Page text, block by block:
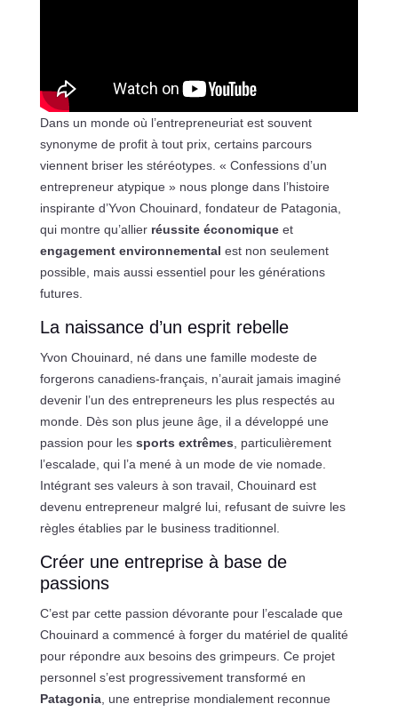
Dans un monde où l’entrepreneuriat est souvent
synonyme de profit à tout prix, certains parcours
viennent briser les stéréotypes. « Confessions d’un
entrepreneur atypique » nous plonge dans l’histoire
inspirante d’Yvon Chouinard, fondateur de Patagonia,
qui montre qu’allier réussite économiqueet
engagement environnemental est non seulement
possible, mais aussi essentiel pour les générations
futures.
La naissance d’un esprit rebelle
Yvon Chouinard, né dans une famille modeste de
forgerons canadiens-français, n’aurait jamais imaginé
devenir l’un des entrepreneurs les plus respectés au
monde. Dès son plus jeune âge, il a développé une
passion pour les sports extrêmes , particulièrement
l’escalade, qui l’a mené à un mode de vie nomade.
Intégrant ses valeurs à son travail, Chouinard est
devenu entrepreneur malgré lui, refusant de suivre les
règles établies par le business traditionnel.
Créer une entreprise à base de
passions
C’est par cette passion dévorante pour l’escalade que
Chouinard a commencé à forger du matériel de qualité
pour répondre aux besoins des grimpeurs. Ce projet
personnel s’est progressivement transformé en
Patagonia, une entreprise mondialement reconnue